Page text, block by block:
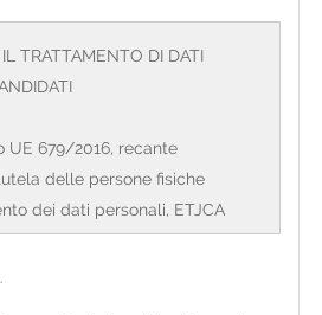
TRATTAMENTO DI DATI
UE 679/2016, recante
delle persone fisiche
dei dati personali, ETJCA
lavoro con sede legale in Corso
Milano e direzione generale in